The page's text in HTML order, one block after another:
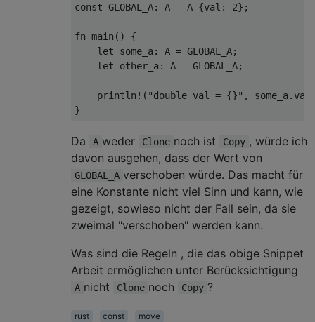
const GLOBAL_A: A = A {val : 2};
fn main ()
{
let some_a: A = GLOBAL_A;
let other_a: A = GLOBAL_A;
println! ( "double val = {}" , some_a.
}
Da A weder Clone noch ist Copy , würde ich
davon ausgehen, dass der Wert von
GLOBAL_A verschoben würde. Das macht für
eine Konstante nicht viel Sinn und kann, wie
gezeigt, sowieso nicht der Fall sein, da sie
zweimal "verschoben" werden kann.
Was sind die Regeln , die das obige Snippet
Arbeit ermöglichen unter Berücksichtigung
A nicht Clone noch Copy ?
rust const
move